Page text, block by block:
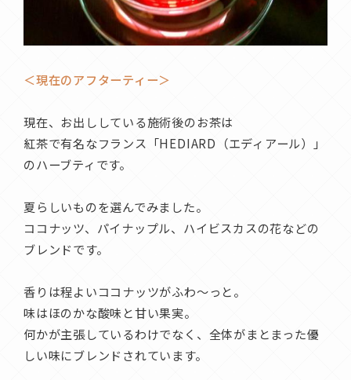
＜現在のアフターティー＞
現在、お出ししている施術後のお茶は
紅茶で有名なフランス「HEDIARD（エディアール）」
のハーブティです。
夏らしいものを選んでみました。
ココナッツ、パイナップル、ハイビスカスの花などの
ブレンドです。
香りは程よいココナッツがふわ〜っと。
味はほのかな酸味と甘い果実。
何かが主張しているわけでなく、全体がまとまった優
しい味にブレンドされています。